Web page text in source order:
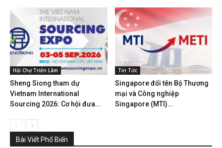
Hội Chợ Triển Lãm
Sheng Siong tham dự
Vietnam International
Sourcing 2026: Cơ hội đưa...
Tin Tức
Singapore đổi tên Bộ Thương
mại và Công nghiệp
Singapore (MTI)...
Bài Viết Phổ Biến